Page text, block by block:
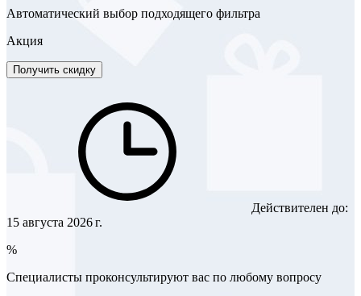
Автоматический выбор подходящего фильтра
Акция
Получить скидку
Действителен до:
15 августа 2026 г.
%
Специалисты проконсультируют вас по любому вопросу